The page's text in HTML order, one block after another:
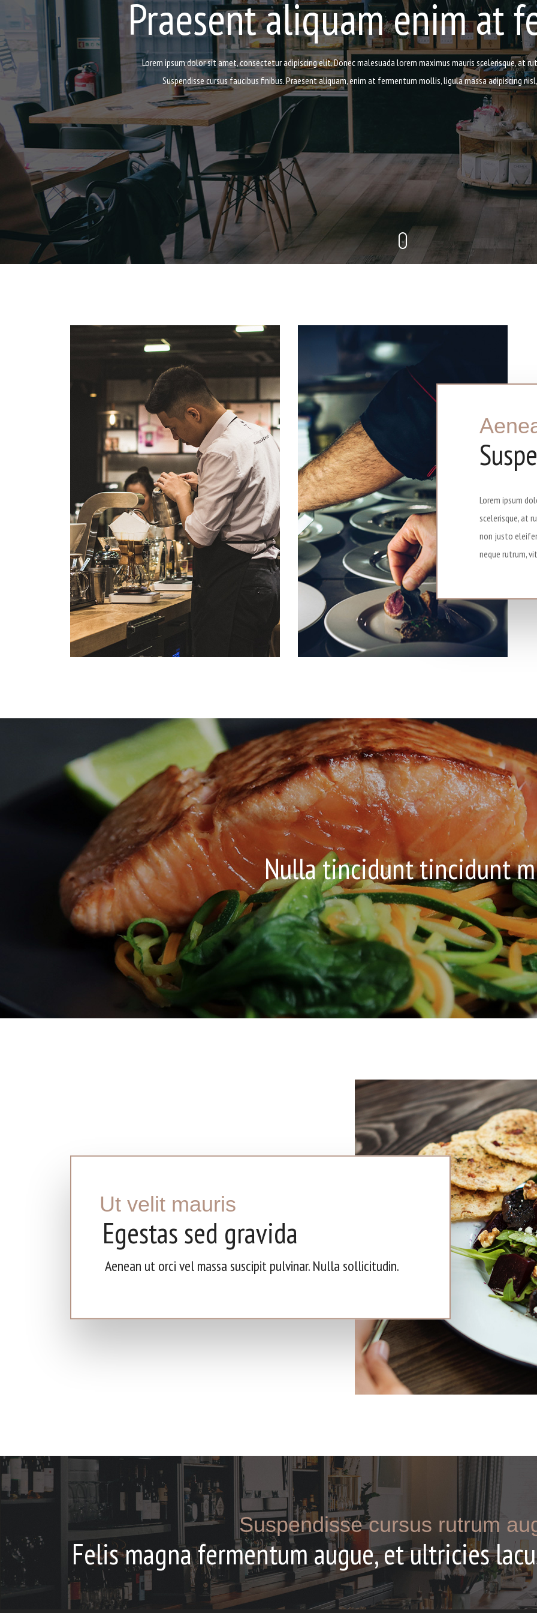
Praesent aliquam enim at
Lorem ipsum dolor sit amet, consectetur adipiscing elit. Donec malesuada lorem maximus mauris scelerisque, at
Suspendisse cursus faucibus finibus. Praesent aliquam, enim at fermentum mollis, ligula massa adipiscing
Lorem ipsum
scelerisque, at
non justo
neque rutrum,
Nulla tincidunt tincidunt
Ut velit mauris
Egestas sed gravida
Aenean ut orci vel massa suscipit pulvinar. Nulla sollicitudin.
Suspendisse cursus rutrum
Felis magna fermentum augue, et ultricies